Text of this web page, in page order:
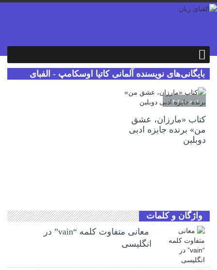
بایگانی‌های نویسنده آلمانی کاتیا اوسکامپ - الفبای
زبان
۰۶ خرداد ۱۴۰۲
کتاب «مارزان، عشق
من» برنده جایزه ادبی
دوبلین
واژگان و کلمات
معانی متفاوت کلمه “vain” در
انگلیسی